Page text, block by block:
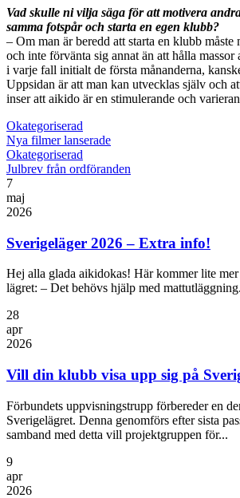
Vad skulle ni vilja säga för att motivera
samma fotspår och starta en egen klubb?
– Om man är beredd att starta en klubb måste
och inte förvänta sig annat än att hålla massor
i varje fall initialt de första månanderna,
Uppsidan är att man kan utvecklas själv och
inser att aikido är en stimulerande och
Okategoriserad
Nya filmer lanserade
Okategoriserad
Julbrev från ordföranden
7
maj
2026
Sverigeläger 2026 – Extra info!
Hej alla glada aikidokas! Här kommer lite
lägret: – Det behövs hjälp med
28
apr
2026
Vill din klubb visa upp sig på
Förbundets uppvisningstrupp förbereder en
Sverigelägret. Denna genomförs efter sista
samband med detta vill projektgruppen för...
9
apr
2026